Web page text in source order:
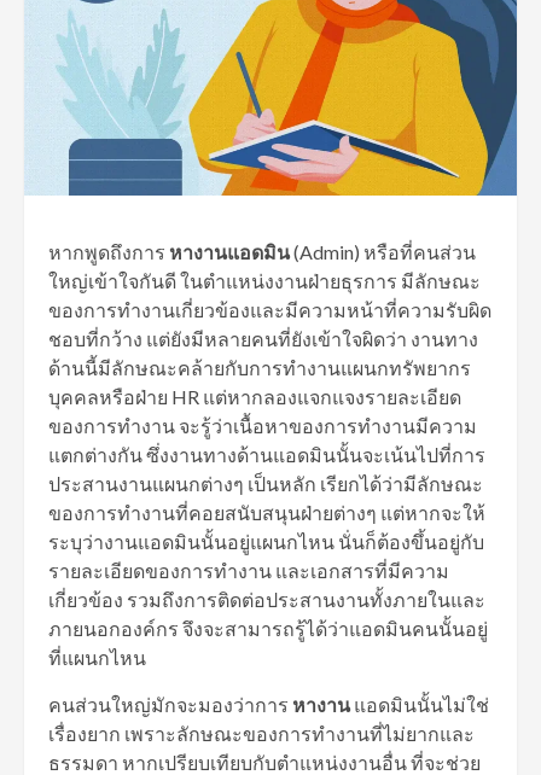
หากพูดถึงการ หางานแอดมิน(Admin) หรือที่คนส่วน
ใหญ่เข้าใจกันดี ในตำแหน่งงานฝ่ายธุรการ มีลักษณะ
ของการทำงานเกี่ยวข้องและมีความหน้าที่ความรับผิด
ชอบที่กว้าง แต่ยังมีหลายคนที่ยังเข้าใจผิดว่า งานทาง
ด้านนี้มีลักษณะคล้ายกับการทำงานแผนกทรัพยากร
บุคคลหรือฝ่าย HR แต่หากลองแจกแจงรายละเอียด
ของการทำงาน จะรู้ว่าเนื้อหาของการทำงานมีความ
แตกต่างกัน ซึ่งงานทางด้านแอดมินนั้นจะเน้นไปที่การ
ประสานงานแผนกต่างๆ เป็นหลัก เรียกได้ว่ามีลักษณะ
ของการทำงานที่คอยสนับสนุนฝ่ายต่างๆ แต่หากจะให้
ระบุว่างานแอดมินนั้นอยู่แผนกไหน นั่นก็ต้องขึ้นอยู่กับ
รายละเอียดของการทำงาน และเอกสารที่มีความ
เกี่ยวข้อง รวมถึงการติดต่อประสานงานทั้งภายในและ
ภายนอกองค์กร จึงจะสามารถรู้ได้ว่าแอดมินคนนั้นอยู่
ที่แผนกไหน
คนส่วนใหญ่มักจะมองว่าการ หางานแอดมินนั้นไม่ใช่
เรื่องยาก เพราะลักษณะของการทำงานที่ไม่ยากและ
ธรรมดา หากเปรียบเทียบกับตำแหน่งงานอื่น ที่จะช่วย